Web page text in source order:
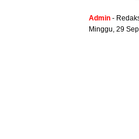
Admin -
Minggu, 29